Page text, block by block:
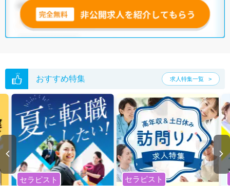
おすすめ特集 求人特集一覧
セラピスト セラピスト